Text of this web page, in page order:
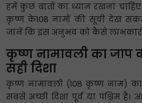
हमें कुछ बातों का ध्यान रखना
कृष्ण के108 नामों की सूची देख
जानें कि इस अनुभव को कैसे लाभकारी
कृष्ण नामावली का
सही दिशा
कृष्ण नामावली (108 कृष्ण नाम)
सबसे अच्छी दिशा पूर्व या पश्चिम